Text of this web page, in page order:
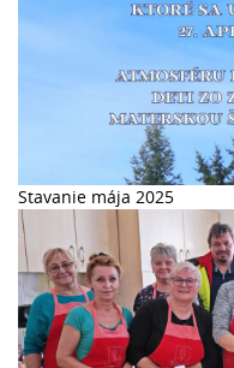
Stavanie mája 2025